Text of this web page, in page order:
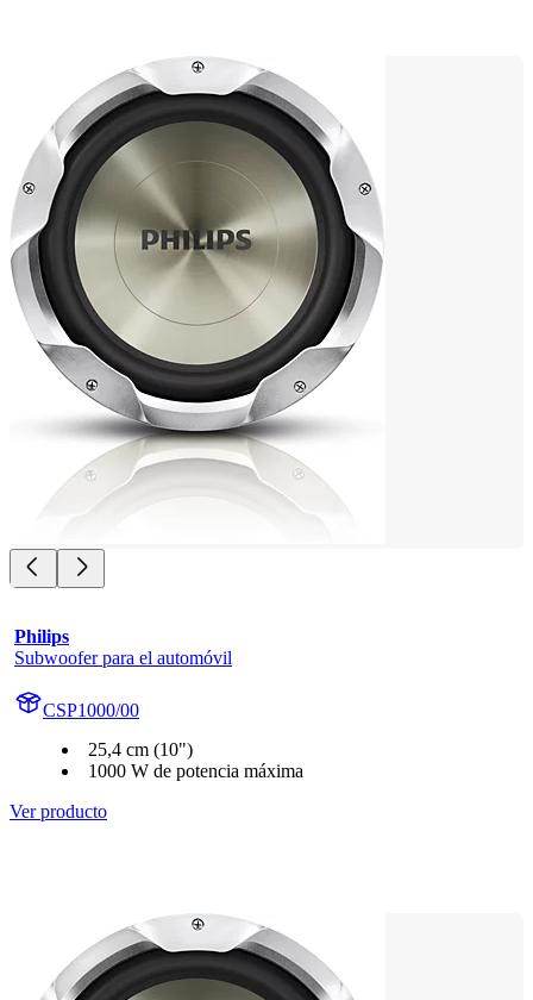
Philips
Subwoofer para el automóvil
CSP1000/00
25,4 cm (10")
1000 W de potencia máxima
Ver producto